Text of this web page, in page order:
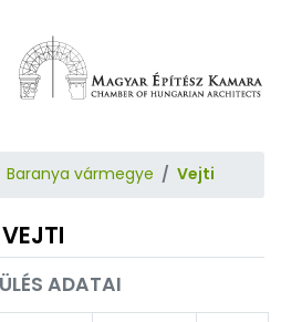
Baranya vármegye Vejti
VEJTI
ADATAI